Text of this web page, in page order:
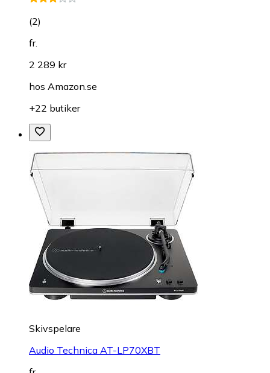
(2)
fr.
2 289 kr
hos Amazon.se
+22 butiker
Skivspelare
Audio Technica AT-LP70XBT